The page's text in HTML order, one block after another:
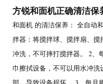
方锐和面机正确清洁保
和面机 的清洁保养： 全自动
拌器：将搅拌球、搅拌扇、
冲洗，不可摔打搅拌器。 2、
巾擦拭设备，不可以用水冲
部，导致设备损坏。 3、每月